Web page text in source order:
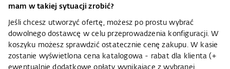
mam w takiej sytuacji zrobić?
Jeśli chcesz utworzyć ofertę, możesz po prostu wybrać
dowolnego dostawcę w celu przeprowadzenia konfiguracji. W
koszyku możesz sprawdzić ostatecznie cenę zakupu. W kasie
zostanie wyświetlona cena katalogowa - rabat dla klienta (+
ewentualnie dodatkowe opłaty wynikające z wybranej